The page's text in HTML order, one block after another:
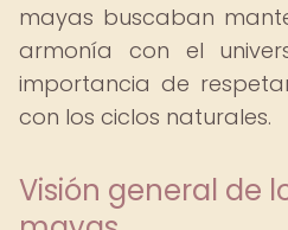
mayas buscaban
armonía con el
importancia de
con los ciclos naturales.
Visión general de